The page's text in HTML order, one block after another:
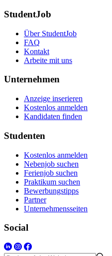
StudentJob
Über StudentJob
FAQ
Kontakt
Arbeite mit uns
Unternehmen
Anzeige inserieren
Kostenlos anmelden
Kandidaten finden
Studenten
Kostenlos anmelden
Nebenjob suchen
Ferienjob suchen
Praktikum suchen
Bewerbungstipps
Partner
Unternehmensseiten
Social